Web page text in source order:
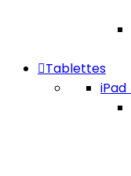
Tablettes
iPad